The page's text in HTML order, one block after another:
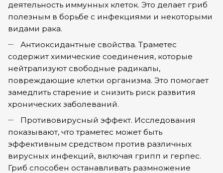
деятельность иммунных клеток. Это делает гриб
полезным в борьбе с инфекциями и некоторыми
видами рака.
Антиоксидантные свойства. Траметес
содержит химические соединения, которые
нейтрализуют свободные радикалы,
повреждающие клетки организма. Это помогает
замедлить старение и снизить риск развития
хронических заболеваний.
Противовирусный эффект. Исследования
показывают, что траметес может быть
эффективным средством против различных
вирусных инфекций, включая грипп и герпес.
Гриб способен останавливать размножение